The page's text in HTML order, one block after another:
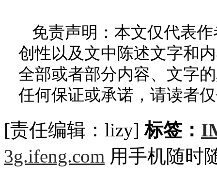
免责声明：本文仅代表
创性以及文中陈述文字和
全部或者部分内容、文字
任何保证或承诺，请读者
[责任编辑：lizy]标签：
3g.ifeng.com 用手机随时